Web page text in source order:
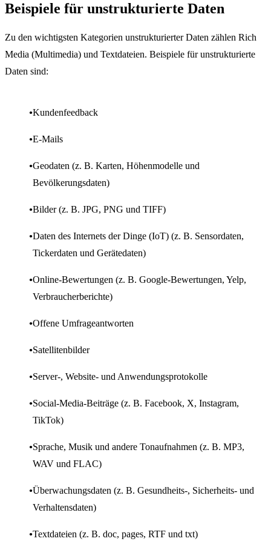
Beispiele für unstrukturierte Daten
Zu den wichtigsten Kategorien unstrukturierter Daten zählen Rich
Media (Multimedia) und Textdateien. Beispiele für unstrukturierte
Daten sind:
Kundenfeedback
E-Mails
Geodaten (z. B. Karten, Höhenmodelle und
Bevölkerungsdaten)
Bilder (z. B. JPG, PNG und TIFF)
Daten des Internets der Dinge (IoT) (z. B. Sensordaten,
Tickerdaten und Gerätedaten)
Online-Bewertungen (z. B. Google-Bewertungen, Yelp,
Verbraucherberichte)
Offene Umfrageantworten
Satellitenbilder
Server-, Website- und Anwendungsprotokolle
Social-Media-Beiträge (z. B. Facebook, X, Instagram,
TikTok)
Sprache, Musik und andere Tonaufnahmen (z. B. MP3,
WAV und FLAC)
Überwachungsdaten (z. B. Gesundheits-, Sicherheits- und
Verhaltensdaten)
Textdateien (z. B. doc, pages, RTF und txt)